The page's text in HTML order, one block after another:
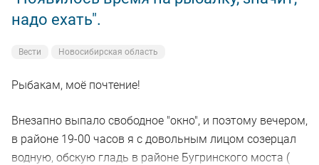
надо ехать".
Вести Новосибирская область
Рыбакам, моё почтение!
Внезапно выпало свободное "окно", и поэтому вечером,
в районе 19-00 часов я с довольным лицом созерцал
водную, обскую гладь в районе Бугринского моста (